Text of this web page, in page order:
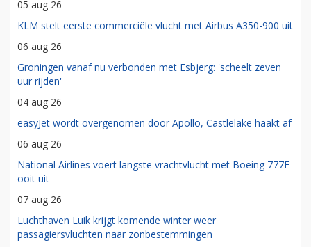
05 aug 26
KLM stelt eerste commerciële vlucht met Airbus A350-900 uit
06 aug 26
Groningen vanaf nu verbonden met Esbjerg: 'scheelt zeven
uur rijden'
04 aug 26
easyJet wordt overgenomen door Apollo, Castlelake haakt af
06 aug 26
National Airlines voert langste vrachtvlucht met Boeing 777F
ooit uit
07 aug 26
Luchthaven Luik krijgt komende winter weer
passagiersvluchten naar zonbestemmingen